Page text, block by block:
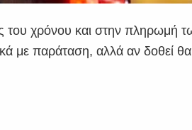
του χρόνου και στην πληρωμή
με παράταση, αλλά αν δοθεί θα